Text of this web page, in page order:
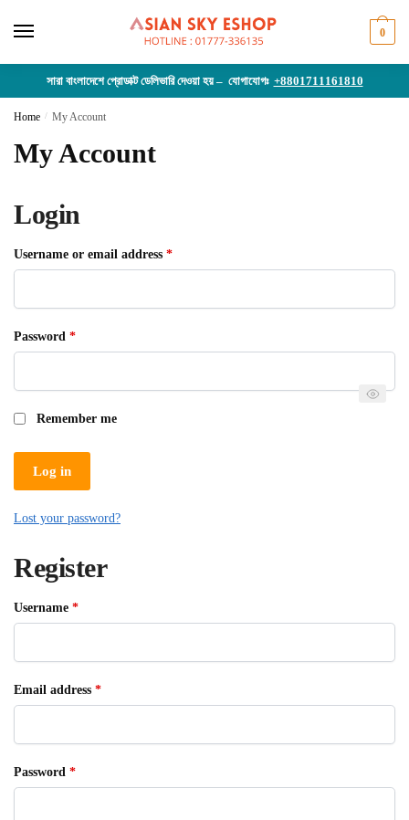
0
সারা বাংলাদেশে প্রোডাক্ট ডেলিভারি দেওয়া হয় – যোগাযোগঃ +8801711161810
Home / My Account
My Account
Login
Username or email address *Required
Password *Required
Remember me
Log in
Lost your password?
Register
Username *Required
Email address *Required
Password *Required